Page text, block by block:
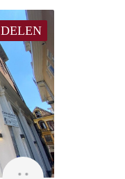
DELEN
GrunoVerhuur